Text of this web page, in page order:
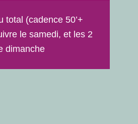
total (cadence 50’+
le samedi, et les 2
dimanche